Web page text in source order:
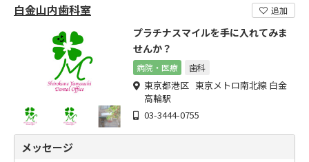
白金山内歯科室 追加
プラチナスマイルを手に入れてみま
せんか？
病院・医療 歯科
東京都港区 東京メトロ南北線 白金
高輪駅
03-3444-0755
メッセージ